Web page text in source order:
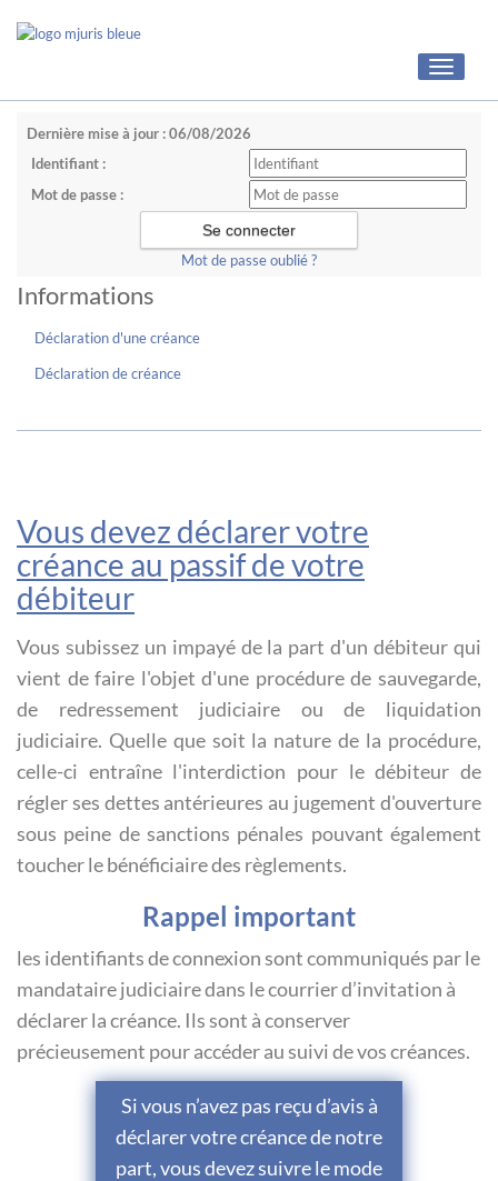
Toggle
Dernière mise à jour : 06/08/2026
Identifiant :
Mot de passe :
Mot de passe oublié ?
Informations
Déclaration d'une créance
Déclaration de créance
Vous devez déclarer votre
créance au passif de votre
débiteur
Vous subissez un impayé de la part d'un débiteur qui
vient de faire l'objet d'une procédure de sauvegarde,
de redressement judiciaire ou de liquidation
judiciaire. Quelle que soit la nature de la procédure,
celle-ci entraîne l'interdiction pour le débiteur de
régler ses dettes antérieures au jugement d'ouverture
sous peine de sanctions pénales pouvant également
toucher le bénéficiaire des règlements.
Rappel important
les identifiants de connexion sont communiqués par le
mandataire judiciaire dans le courrier d’invitation à
déclarer la créance. Ils sont à conserver
précieusement pour accéder au suivi de vos créances.
Si vous n’avez pas reçu d’avis à
déclarer votre créance de notre
part, vous devez suivre le mode